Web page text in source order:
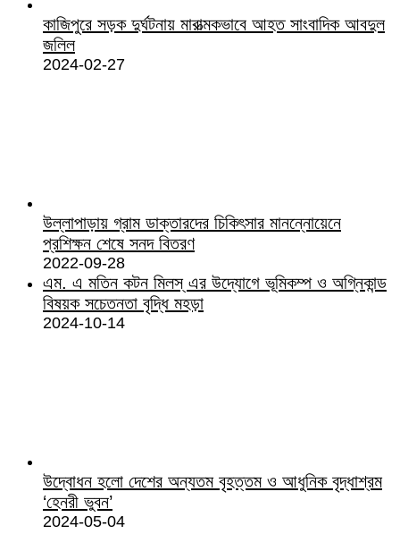
কাজিপুরে সড়ক দুর্ঘটনায় মারাত্মকভাবে আহত সাংবাদিক আবদুল
জলিল
2024-02-27
উল্লাপাড়ায় গ্রাম ডাক্তারদের চিকিৎসার মানন্নোয়েনে
প্রশিক্ষন শেষে সনদ বিতরণ
2022-09-28
এম. এ মতিন কটন মিলস্ এর উদ্যোগে ভূমিকম্প ও অগ্নিকান্ড
বিষয়ক সচেতনতা বৃদ্ধি মহড়া
2024-10-14
উদ্বোধন হলো দেশের অন্যতম বৃহত্তম ও আধুনিক বৃদ্ধাশ্রম
‘হেনরী ভুবন’
2024-05-04